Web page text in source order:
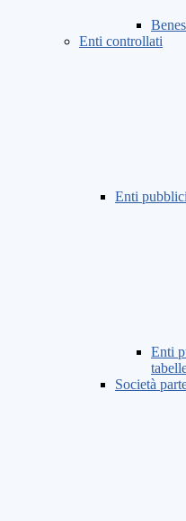
Enti controllati
Enti
Enti
Società